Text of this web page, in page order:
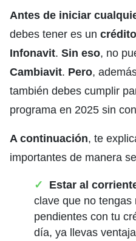
Antes de iniciar
debes tener es un
Infonavit. Sin eso, no
Cambiavit. Pero,
también debes cumplir
programa en 2025 sin
A continuación, te
importantes de manera
Estar al
clave que no tengas
pendientes con tu
día, ya llevas